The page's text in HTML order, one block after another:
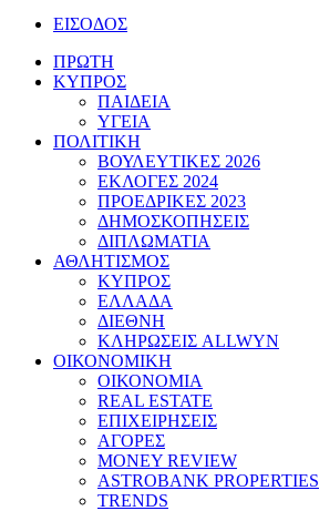
ΕΙΣΟΔΟΣ
ΠΡΩΤΗ
ΚΥΠΡΟΣ
ΠΑΙΔΕΙΑ
ΥΓΕΙΑ
ΠΟΛΙΤΙΚΗ
ΒΟΥΛΕΥΤΙΚΕΣ 2026
ΕΚΛΟΓΕΣ 2024
ΠΡΟΕΔΡΙΚΕΣ 2023
ΔΗΜΟΣΚΟΠΗΣΕΙΣ
ΔΙΠΛΩΜΑΤΙΑ
ΑΘΛΗΤΙΣΜΟΣ
ΚΥΠΡΟΣ
ΕΛΛΑΔΑ
ΔΙΕΘΝΗ
ΚΛΗΡΩΣΕΙΣ ALLWYN
ΟΙΚΟΝΟΜΙΚΗ
ΟΙΚΟΝΟΜΙΑ
REAL ESTATE
ΕΠΙΧΕΙΡΗΣΕΙΣ
ΑΓΟΡΕΣ
MONEY REVIEW
ASTROBANK PROPERTIES
TRENDS